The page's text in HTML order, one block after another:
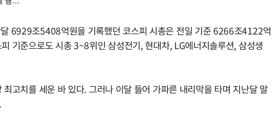
6929조5408억원을 기록했던 코스피 시총은 전일 기준 6266조4122억
기준으로도 시총 3~8위인 삼성전기, 현대차, LG에너지솔루션, 삼성생
고치를 세운 바 있다. 그러나 이달 들어 가파른 내리막을 타며 지난달 말